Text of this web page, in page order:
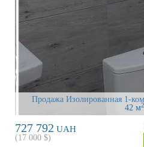
Продажа Изолированная 1-
42 м2
727 792 UAH
(17 000 $)